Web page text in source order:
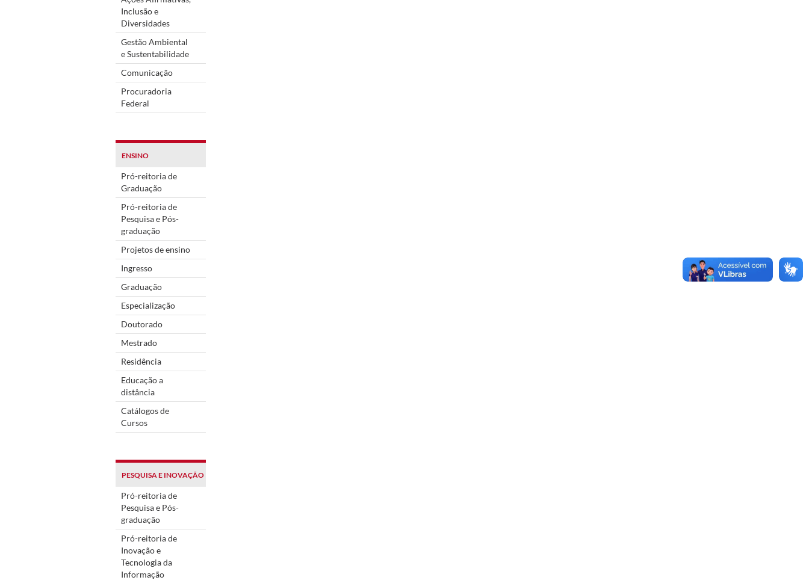
Inclusão e
Diversidades
Gestão Ambiental
e Sustentabilidade
Comunicação
Procuradoria
Federal
ENSINO
Pró-reitoria de
Graduação
Pró-reitoria de
Pesquisa e Pós-
graduação
Projetos de ensino
Ingresso
Graduação
Especialização
Doutorado
Mestrado
Residência
Educação a
distância
Catálogos de
Cursos
PESQUISA E INOVAÇÃO
Pró-reitoria de
Pesquisa e Pós-
graduação
Pró-reitoria de
Inovação e
Tecnologia da
Informação